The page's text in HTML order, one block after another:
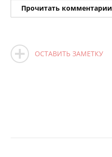
Прочитать комментарии
ОСТАВИТЬ ЗАМЕТКУ